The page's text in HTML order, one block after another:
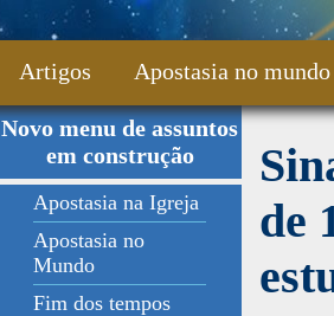
Artigos Apostasia no mundo
Fale Conosco
Novo menu de assuntos
em construção
Apostasia na Igreja
Apostasia no
Mundo
Fim dos tempos
de